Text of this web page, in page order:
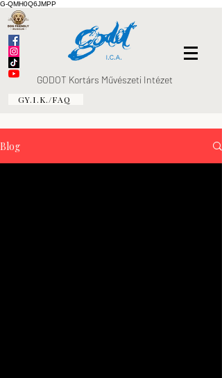
G-QMH0Q6JMPP
GODOT Kortárs Művészeti Intézet
GY.I.K./FAQ
Blog